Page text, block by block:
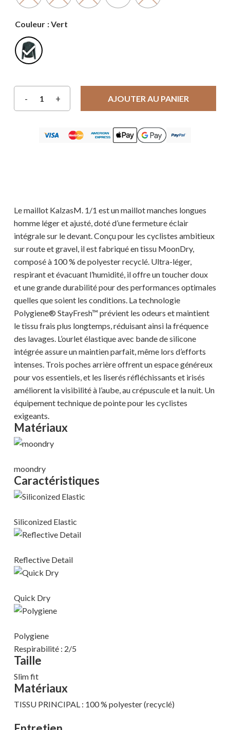
Votre panier est vide.
Couleur : Vert
AJOUTER AU PANIER
Le maillot KalzasM. 1/1 est un maillot manches longues
homme léger et ajusté, doté d’une fermeture éclair
intégrale sur le devant. Conçu pour les cyclistes ambitieux
sur route et gravel, il est fabriqué en tissu MoonDry,
composé à 100 % de polyester recyclé. Ultra-léger,
respirant et évacuant l’humidité, il offre un toucher doux
et une grande durabilité pour des performances optimales
quelles que soient les conditions. La technologie
Polygiene® StayFresh™ prévient les odeurs et maintient
le tissu frais plus longtemps, réduisant ainsi la fréquence
des lavages. L’ourlet élastique avec bande de silicone
intégrée assure un maintien parfait, même lors d’efforts
intenses. Trois poches arrière offrent un espace généreux
pour vos essentiels, et les liserés réfléchissants et irisés
améliorent la visibilité à l’aube, au crépuscule et la nuit. Un
équipement technique de pointe pour les cyclistes
exigeants.
Matériaux
moondry
Caractéristiques
Siliconized Elastic
Reflective Detail
Quick Dry
Polygiene
Respirabilité : 2/5
Taille
Slim fit
Matériaux
TISSU PRINCIPAL : 100 % polyester (recyclé)